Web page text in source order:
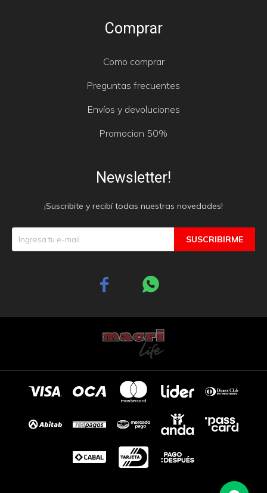
Comprar
Como comprar
Preguntas frecuentes
Envíos y devoluciones
Promocion 50%
Newsletter!
¡Suscribite y recibí todas nuestras novedades!
SUSCRIBIRME
 